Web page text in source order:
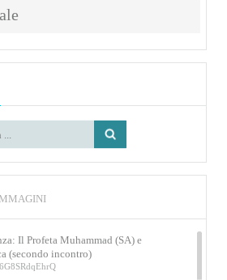
Il Profeta Muhammad (SA) e
(secondo incontro)